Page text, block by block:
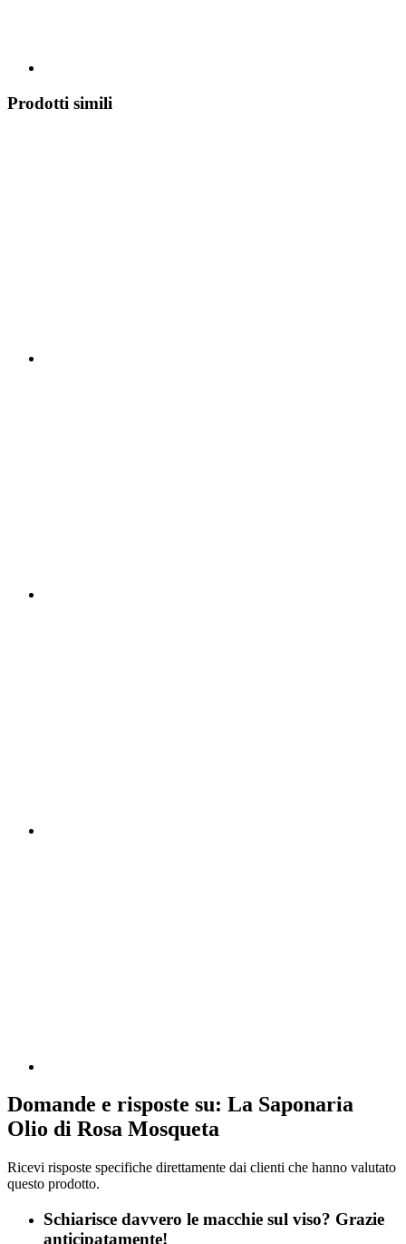
Prodotti simili
Domande e risposte su: La Saponaria
Olio di Rosa Mosqueta
Ricevi risposte specifiche direttamente dai clienti che hanno valutato
questo prodotto.
Schiarisce davvero le macchie sul viso? Grazie
anticipatamente!